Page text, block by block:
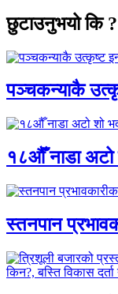
छुटाउनुभयो कि ?
पञ्चकन्याकै
१८औँ नाडा अटो
स्तनपान